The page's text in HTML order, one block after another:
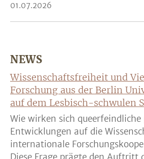
01.07.2026
NEWS
Wissenschaftsfreiheit und
Forschung aus der Berlin
auf dem Lesbisch-schwulen
Wie wirken sich
Entwicklungen auf die
internationale